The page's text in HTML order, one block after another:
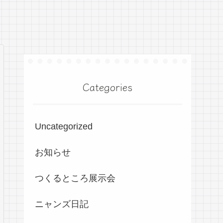
Categories
Uncategorized
お知らせ
つくるところ展示会
ニャンズ日記